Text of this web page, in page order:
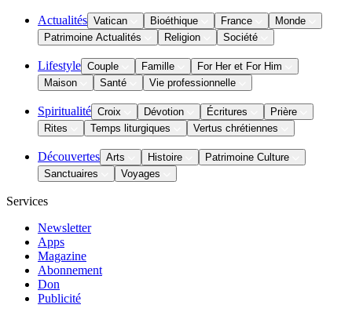
Actualités Vatican Bioéthique France
Monde
Patrimoine Actualités
Religion Société
Lifestyle Couple Famille
For Her et For Him
Maison
Santé Vie professionnelle
Spiritualité Croix Dévotion Écritures
Prière
Rites
Temps liturgiques Vertus chrétiennes
Découvertes Arts Histoire
Patrimoine Culture
Sanctuaires
Voyages
Services
Newsletter
Apps
Magazine
Abonnement
Don
Publicité